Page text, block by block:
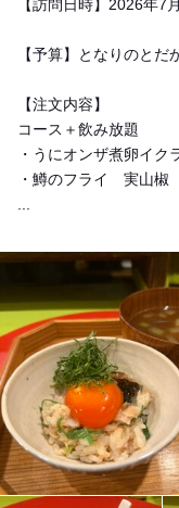
【訪問日時】2026年7月
【予算】となりのとだ
【注文内容】
コース＋飲み放題
・うにオンザ煮卵イク
・鱒のフライ 実山椒